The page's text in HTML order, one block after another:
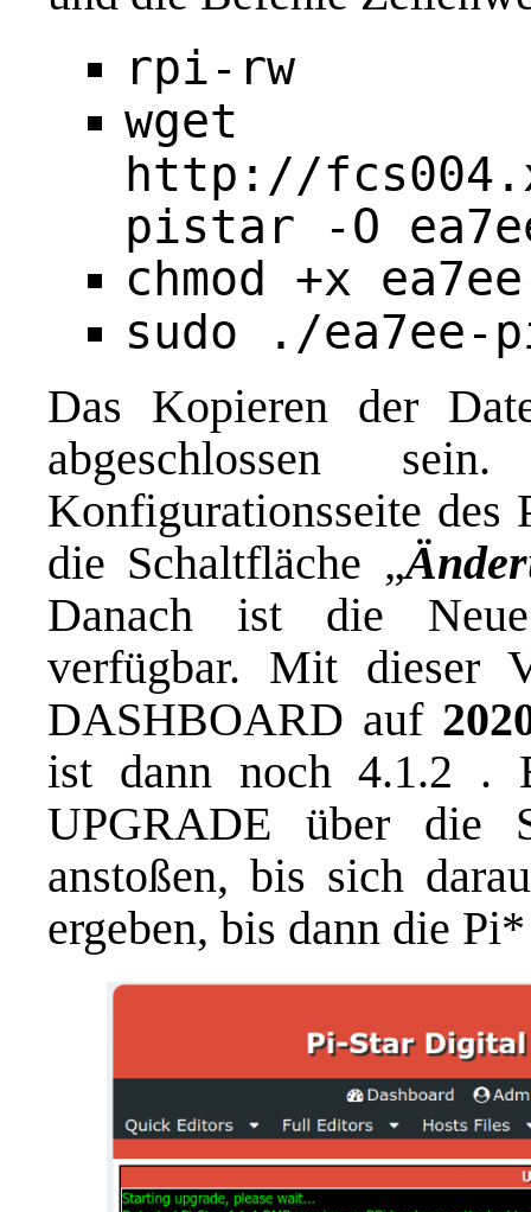
rpi-rw
wget
http://
pistar -O
chmod +x
sudo ./
Das Kopieren der
abgeschlossen
Konfigurationsseite des
die Schaltfläche „
Danach ist die
verfügbar. Mit dieser
DASHBOARD auf
ist dann noch 4.1.2 .
UPGRADE über die
anstoßen, bis sich
ergeben, bis dann die